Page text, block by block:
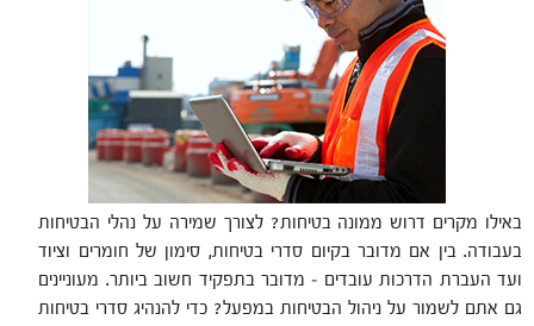
באילו מקרים דרוש ממונה בטיחות? לצורך שמירה על נהלי הבטיחות
בעבודה. בין אם מדובר בקיום סדרי בטיחות, סימון של חומרים וציוד
ועד העברת הדרכות עובדים – מדובר בתפקיד חשוב ביותר. מעוניינים
גם אתם לשמור על ניהול הבטיחות במפעל? כדי להנהיג סדרי בטיחות